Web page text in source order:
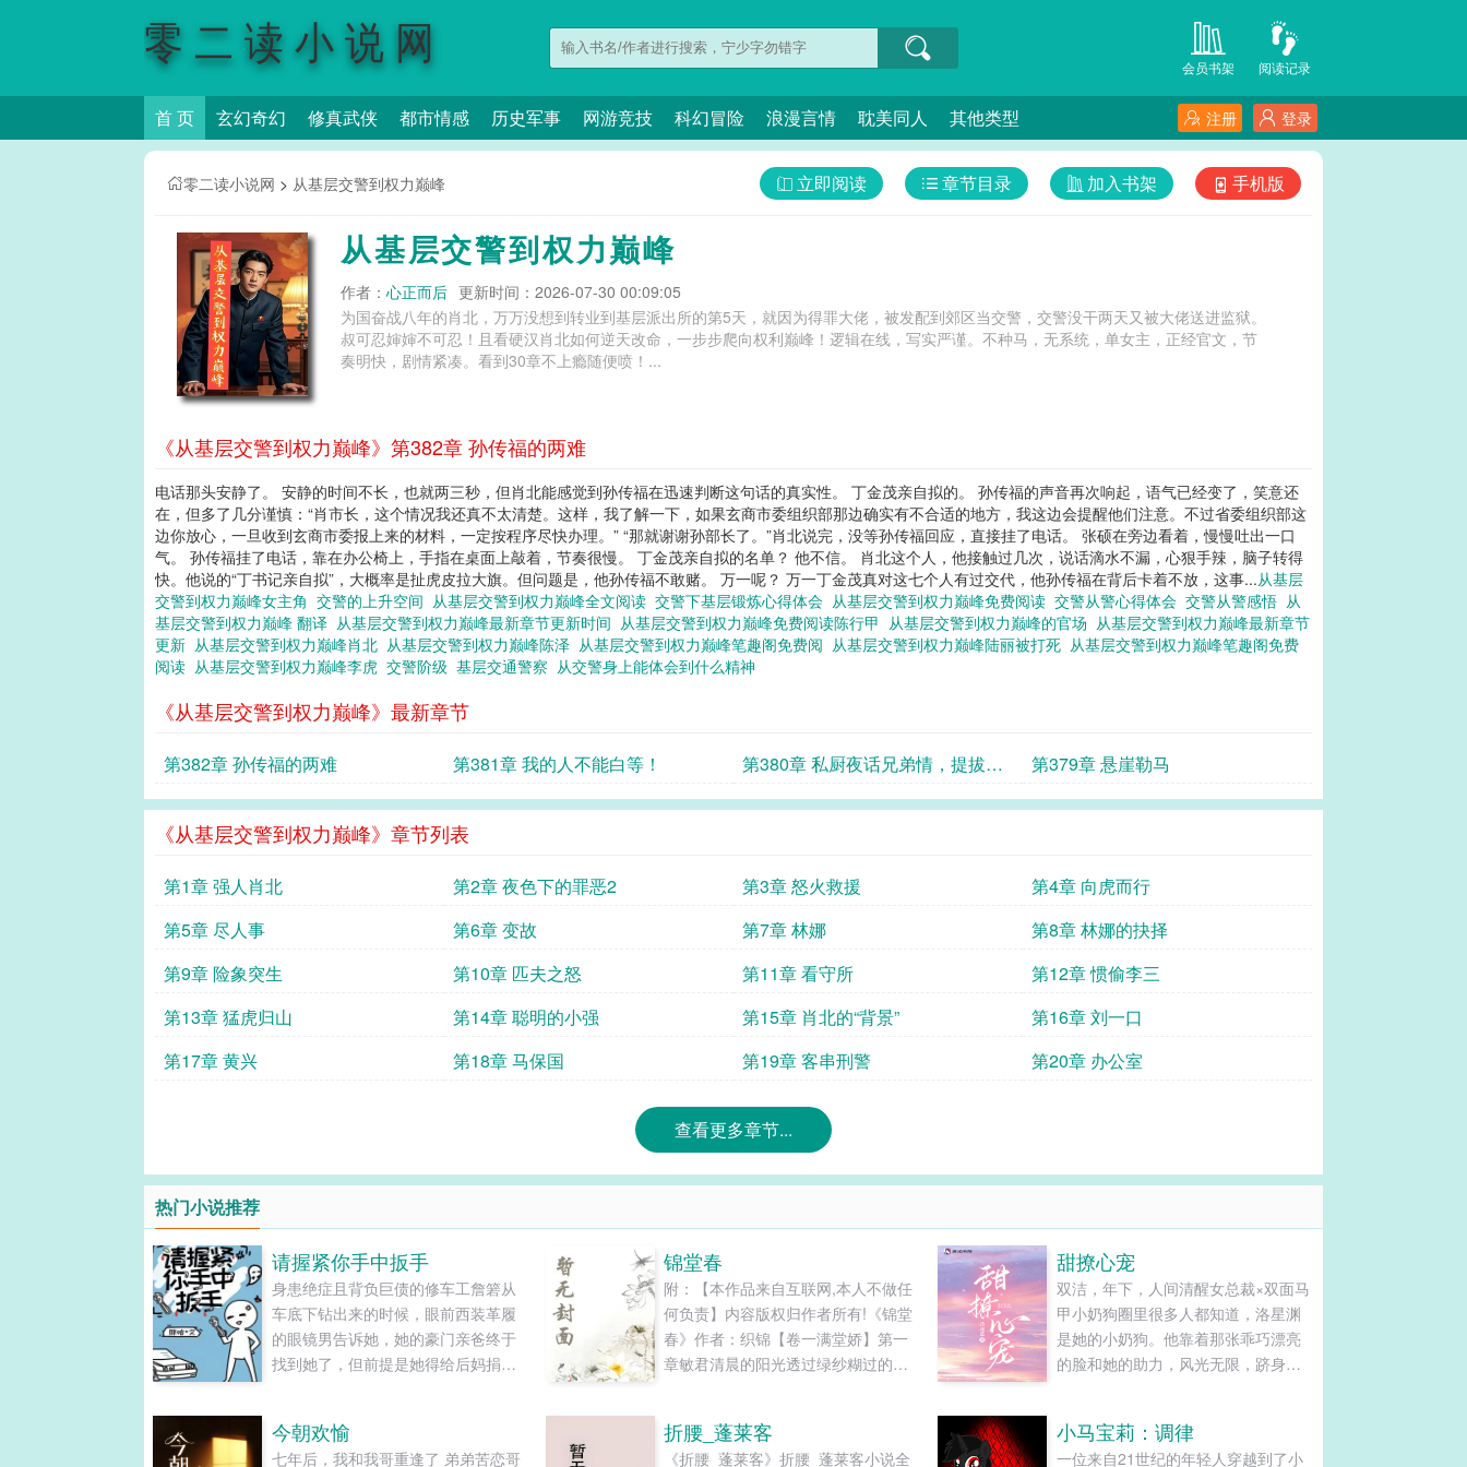
零二读小说网 阅读记录
会员书架
首 页 玄幻奇幻 修真武侠 都市情感 历史军事 网游竞技 科幻冒险 浪漫言情 耽美同人 其他类型 登录
注册
零二读小说网 > 从基层交警到权力巅峰 手机版
加入书架
章节目录
立即阅读
从基层交警到权力巅峰
作者： 心正而后 更新时间：2026-07-30 00:09:05
为国奋战八年的肖北，万万没想到转业到基层派出所的第5天，就因为得罪大佬，被发配到郊区当交警，交警没干两天又被大佬送进监狱。
叔可忍婶婶不可忍！且看硬汉肖北如何逆天改命，一步步爬向权利巅峰！逻辑在线，写实严谨。不种马，无系统，单女主，正经官文，节
奏明快，剧情紧凑。看到30章不上瘾随便喷！...
《从基层交警到权力巅峰》第382章 孙传福的两难
电话那头安静了。 安静的时间不长，也就两三秒，但肖北能感觉到孙传福在迅速判断这句话的真实性。 丁金茂亲自拟的。 孙传福的声音再次响起，语气已经变了，笑意还
在，但多了几分谨慎：“肖市长，这个情况我还真不太清楚。这样，我了解一下，如果玄商市委组织部那边确实有不合适的地方，我这边会提醒他们注意。不过省委组织部这
边你放心，一旦收到玄商市委报上来的材料，一定按程序尽快办理。” “那就谢谢孙部长了。”肖北说完，没等孙传福回应，直接挂了电话。 张硕在旁边看着，慢慢吐出一口
气。 孙传福挂了电话，靠在办公椅上，手指在桌面上敲着，节奏很慢。 丁金茂亲自拟的名单？ 他不信。 肖北这个人，他接触过几次，说话滴水不漏，心狠手辣，脑子转得
快。他说的“丁书记亲自拟”，大概率是扯虎皮拉大旗。但问题是，他孙传福不敢赌。 万一呢？ 万一丁金茂真对这七个人有过交代，他孙传福在背后卡着不放，这事...从基层
交警到权力巅峰女主角 交警的上升空间 从基层交警到权力巅峰全文阅读 交警下基层锻炼心得体会 从基层交警到权力巅峰免费阅读 交警从警心得体会 交警从警感悟 从
基层交警到权力巅峰 翻译 从基层交警到权力巅峰最新章节更新时间 从基层交警到权力巅峰免费阅读陈行甲 从基层交警到权力巅峰的官场 从基层交警到权力巅峰最新章节
更新 从基层交警到权力巅峰肖北 从基层交警到权力巅峰陈泽 从基层交警到权力巅峰笔趣阁免费阅 从基层交警到权力巅峰陆丽被打死 从基层交警到权力巅峰笔趣阁免费
阅读 从基层交警到权力巅峰李虎 交警阶级 基层交通警察 从交警身上能体会到什么精神
《从基层交警到权力巅峰》最新章节
第382章 孙传福的两难 第381章 我的人不能白等！
第380章 私厨夜话兄弟情，提拔被
卡肖北暴怒
第379章 悬崖勒马
《从基层交警到权力巅峰》章节列表
第1章 强人肖北 第2章 夜色下的罪恶2 第3章 怒火救援
第4章 向虎而行
第5章 尽人事
第6章 变故 第7章 林娜
第8章 林娜的抉择
第9章 险象突生
第10章 匹夫之怒 第11章 看守所
第12章 惯偷李三
第13章 猛虎归山
第14章 聪明的小强 第15章 肖北的“背景”
第16章 刘一口
第17章 黄兴
第18章 马保国 第19章 客串刑警 第20章 办公室
查看更多章节...
热门小说推荐
请握紧你手中扳手
身患绝症且背负巨债的修车工詹箬从
车底下钻出来的时候，眼前西装革履
的眼镜男告诉她，她的豪门亲爸终于
找到她了，但前提是她得给后妈捐
人，握紧了手中扳手，让他滚，但脑
锦堂春
附：【本作品来自互联网,本人不做任
何负责】内容版权归作者所有!《锦堂
春》作者：织锦【卷一满堂娇】第一
章敏君清晨的阳光透过绿纱糊过的窗
中传来鸟雀的啾啾声，偶尔有一声极
甜撩心宠
双洁，年下，人间清醒女总裁×双面马
甲小奶狗圈里很多人都知道，洛星渊
是她的小奶狗。他靠着那张乖巧漂亮
的脸和她的助力，风光无限，跻身顶
她的相处中。她是他的金主，他取悦
今朝欢愉
七年后，我和我哥重逢了 弟弟苦恋哥
折腰_蓬莱客
《折腰_蓬莱客》折腰_蓬莱客小说全
小马宝莉：调律
一位来自21世纪的年轻人穿越到了小